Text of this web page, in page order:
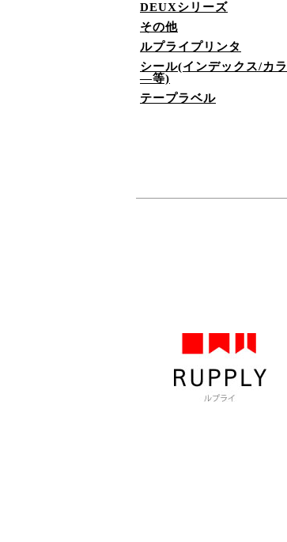
DEUXシリーズ
その他
ルプライプリンタ
シール(インデックス/カラ
―等)
テープラベル